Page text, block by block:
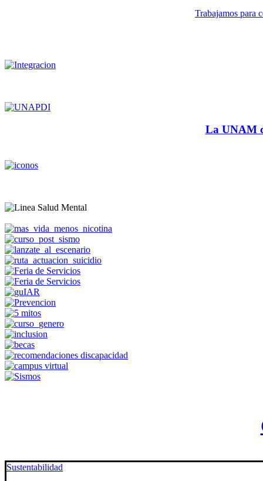
Trabajamos para
La UNAM
Sustentabilidad